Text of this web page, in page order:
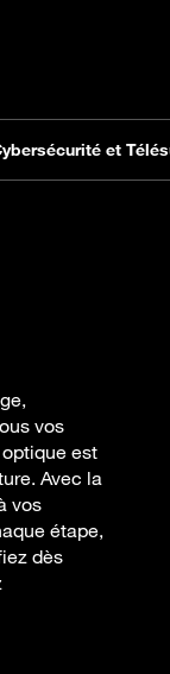
vos
est
Avec la
vos
étape,
dès